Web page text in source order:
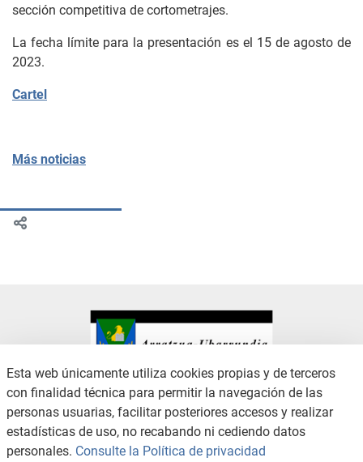
sección competitiva de cortometrajes.
La fecha límite para la presentación es el 15 de agosto de
2023.
Cartel
Más noticias
CONTACTO
AVISO LEGAL
CANAL DE DENUNCIAS
POLÍTICA DE PRIVACIDAD
POLÍTICA DE COOKIES
ACCESIBILIDAD
Esta web únicamente utiliza cookies propias y de terceros
con finalidad técnica para permitir la navegación de las
personas usuarias, facilitar posteriores accesos y realizar
estadísticas de uso, no recabando ni cediendo datos
personales. Consulte la Política de privacidad